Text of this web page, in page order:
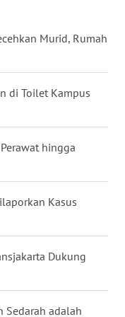
Murid, Rumah
di Toilet Kampus
hingga
Kasus
Dukung
Sedarah adalah